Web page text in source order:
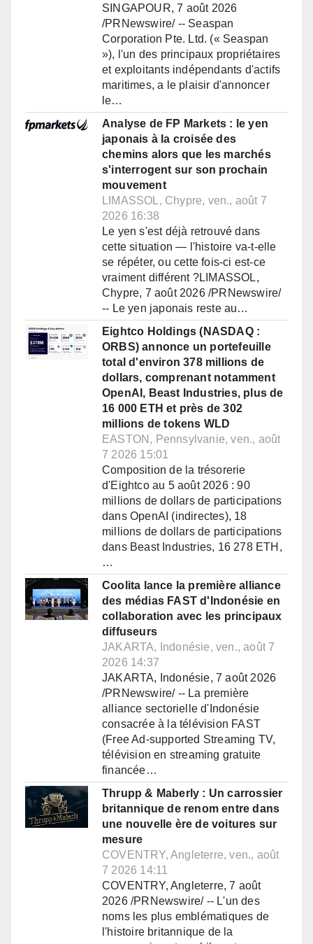
SINGAPOUR, 7 août 2026
/PRNewswire/ -- Seaspan
Corporation Pte. Ltd. (« Seaspan
»), l'un des principaux propriétaires
et exploitants indépendants d'actifs
maritimes, a le plaisir d'annoncer
le…
Analyse de FP Markets : le yen
japonais à la croisée des
chemins alors que les marchés
s'interrogent sur son prochain
mouvement
LIMASSOL, Chypre, ven., août 7
2026 16:38
Le yen s'est déjà retrouvé dans
cette situation — l'histoire va-t-elle
se répéter, ou cette fois-ci est-ce
vraiment différent ?LIMASSOL,
Chypre, 7 août 2026 /PRNewswire/
-- Le yen japonais reste au…
Eightco Holdings (NASDAQ :
ORBS) annonce un portefeuille
total d'environ 378 millions de
dollars, comprenant notamment
OpenAI, Beast Industries, plus de
16 000 ETH et près de 302
millions de tokens WLD
EASTON, Pennsylvanie, ven., août
7 2026 15:01
Composition de la trésorerie
d'Eightco au 5 août 2026 : 90
millions de dollars de participations
dans OpenAI (indirectes), 18
millions de dollars de participations
dans Beast Industries, 16 278 ETH,
…
Coolita lance la première alliance
des médias FAST d'Indonésie en
collaboration avec les principaux
diffuseurs
JAKARTA, Indonésie, ven., août 7
2026 14:37
JAKARTA, Indonésie, 7 août 2026
/PRNewswire/ -- La première
alliance sectorielle d'Indonésie
consacrée à la télévision FAST
(Free Ad-supported Streaming TV,
télévision en streaming gratuite
financée…
Thrupp & Maberly : Un carrossier
britannique de renom entre dans
une nouvelle ère de voitures sur
mesure
COVENTRY, Angleterre, ven., août
7 2026 14:11
COVENTRY, Angleterre, 7 août
2026 /PRNewswire/ -- L'un des
noms les plus emblématiques de
l'histoire britannique de la